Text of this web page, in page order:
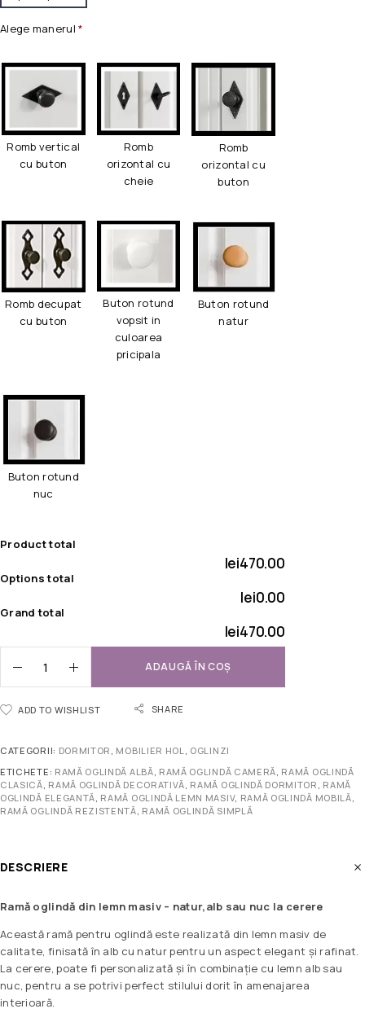
Alege manerul *
Romb vertical
cu buton
Romb
orizontal cu
cheie
Romb
orizontal cu
buton
Romb decupat
cu buton
Buton rotund
vopsit in
culoarea
pricipala
Buton rotund
natur
Buton rotund
nuc
Product total
lei470.00
Options total
lei0.00
Grand total
lei470.00
ADAUGĂ ÎN COȘ
ADD TO WISHLIST SHARE
CATEGORII: DORMITOR , MOBILIER HOL, OGLINZI
ETICHETE: RAMĂ OGLINDĂ ALBĂ, RAMĂ OGLINDĂ CAMERĂ, RAMĂ OGLINDĂ
CLASICĂ, RAMĂ OGLINDĂ DECORATIVĂ, RAMĂ OGLINDĂ DORMITOR , RAMĂ
OGLINDĂ ELEGANTĂ, RAMĂ OGLINDĂ LEMN MASIV, RAMĂ OGLINDĂ MOBILĂ,
RAMĂ OGLINDĂ REZISTENTĂ, RAMĂ OGLINDĂ SIMPLĂ
DESCRIERE
Ramă oglindă din lemn masiv – natur,alb sau nuc la cerere
Această ramă pentru oglindă este realizată din lemn masiv de
calitate, finisată în alb cu natur pentru un aspect elegant și rafinat.
La cerere, poate fi personalizată și în combinație cu lemn alb sau
nuc, pentru a se potrivi perfect stilului dorit în amenajarea
interioară.